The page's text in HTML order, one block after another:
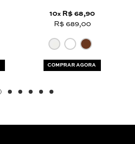
10x R$ 68,90
R$ 689,00
COMPRAR AGORA